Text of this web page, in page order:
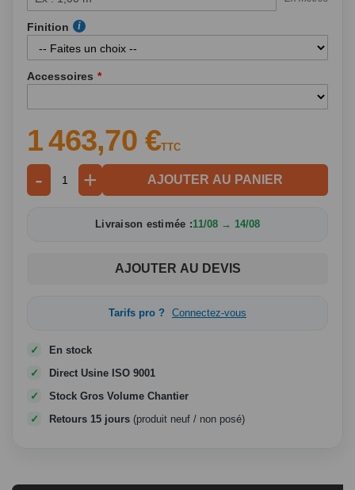
Finition
Accessoires
1 463,70 €TTC
- + AJOUTER AU PANIER
Livraison estimée :11/08 → 14/08
AJOUTER AU DEVIS
Tarifs pro ? Connectez-vous
En stock
Direct Usine ISO 9001
Stock Gros Volume Chantier
Retours 15 jours (produit neuf / non posé)